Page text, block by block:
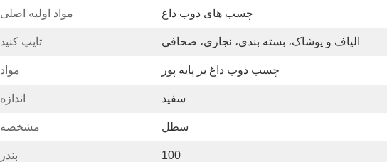
چسب های ذوب داغ مواد اولیه
الیاف و پوشاک، بسته بندی، نجاری، صحافی تایپ
چسب ذوب داغ بر پایه پور
سفید
سطل
100